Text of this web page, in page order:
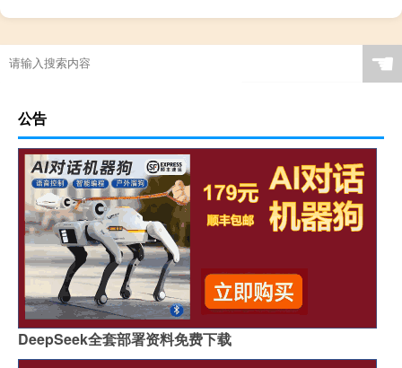
廊坊市有哪些公办专科大学
☚
公告
DeepSeek全套部署资料免费下载